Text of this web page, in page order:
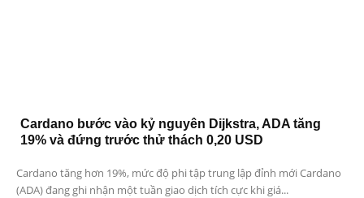
Cardano bước vào kỷ nguyên Dijkstra, ADA tăng
19% và đứng trước thử thách 0,20 USD
Cardano tăng hơn 19%, mức độ phi tập trung lập đỉnh mới Cardano
(ADA) đang ghi nhận một tuần giao dịch tích cực khi giá...